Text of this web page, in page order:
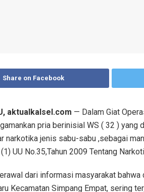
Share on Facebook
aktualkalsel.com — Dalam Giat
pria berinisial WS ( 32 )
narkotika jenis sabu-sabu ,sebagai
UU No.35,Tahun 2009 Tentang
dari informasi masyarakat bahwa
Kecamatan Simpang Empat, sering